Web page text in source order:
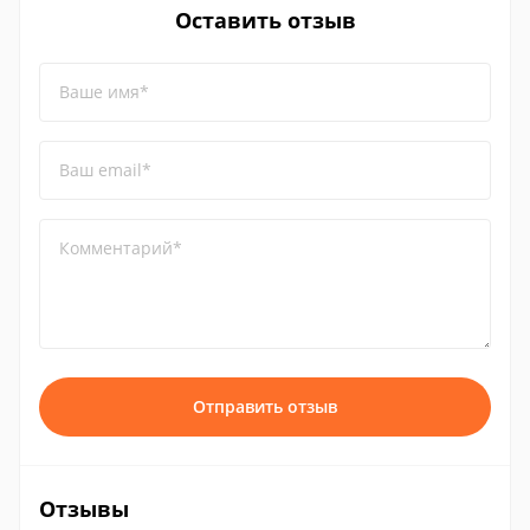
Оставить отзыв
Ваше имя*
Ваш email*
Комментарий*
Отправить отзыв
Отзывы